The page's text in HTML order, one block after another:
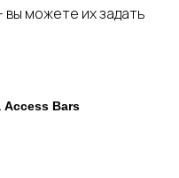
вы можете их задать
Access Bars